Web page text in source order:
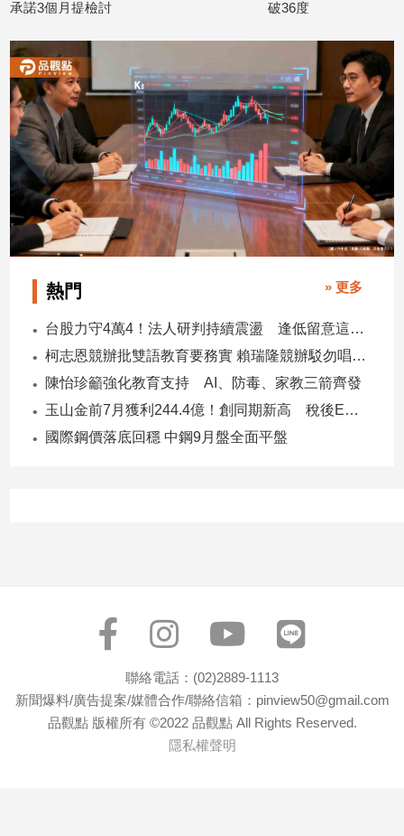
動
物
Pet
影
音
專
區
破36度
熱門 » 更多
台股力守4萬4！法人研判持續震盪 逢低留意這些族群
柯志恩競辦批雙語教育要務實 賴瑞隆競辦駁勿唱衰高雄
陳怡珍籲強化教育支持 AI、防毒、家教三箭齊發
玉山金前7月獲利244.4億！創同期新高 稅後EPS自結1.51元
國際鋼價落底回穩 中鋼9月盤全面平盤
聯絡電話：(02)2889-1113
新聞爆料/廣告提案/媒體合作/聯絡信箱：pinview50@gmail.com
品觀點 版權所有 ©2022 品觀點 All Rights Reserved.
隱私權聲明